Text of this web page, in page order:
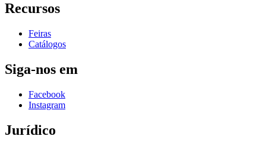
Recursos
Feiras
Catálogos
Siga-nos em
Facebook
Instagram
Jurídico